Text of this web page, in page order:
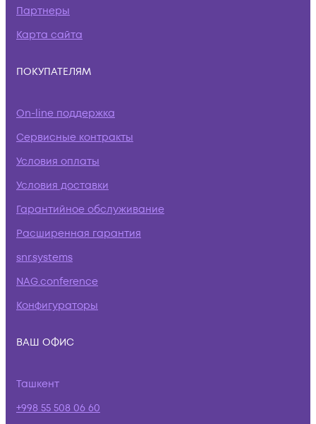
Партнеры
Карта сайта
ПОКУПАТЕЛЯМ
On-line поддержка
Сервисные контракты
Условия оплаты
Условия доставки
Гарантийное обслуживание
Расширенная гарантия
snr.systems
NAG.conference
Конфигураторы
ВАШ ОФИС
Ташкент
+998 55 508 06 60